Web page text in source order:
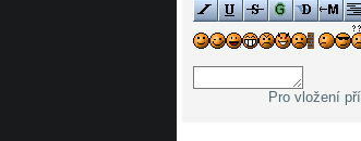
Pro vložení